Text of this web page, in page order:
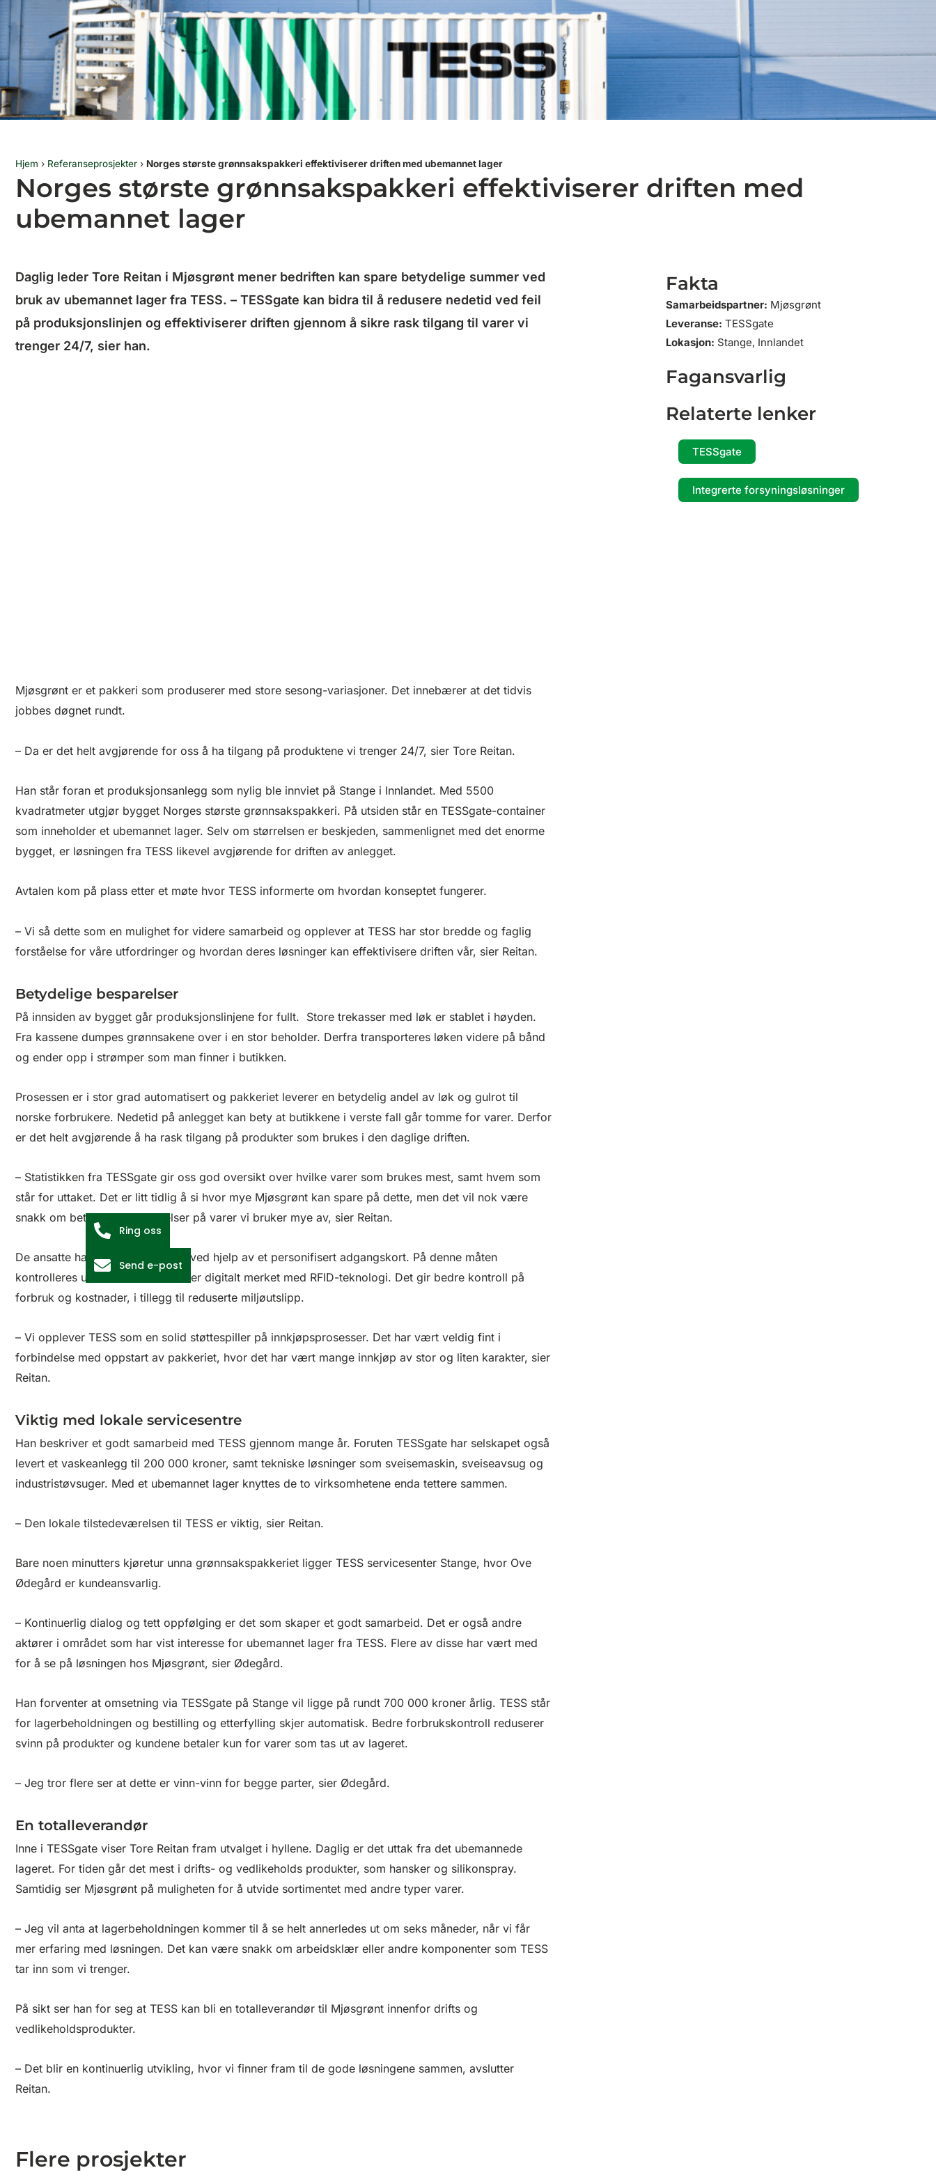
Hjem › Referanseprosjekter › Norges største grønnsakspakkeri effektiviserer driften med ubemannet lager
Norges største grønnsakspakkeri effektiviserer driften med
ubemannet lager
Daglig leder Tore Reitan i Mjøsgrønt mener bedriften kan spare betydelige summer ved
bruk av ubemannet lager fra TESS. – TESSgate kan bidra til å redusere nedetid ved feil
på produksjonslinjen og effektiviserer driften gjennom å sikre rask tilgang til varer vi
trenger 24/7, sier han.
Mjøsgrønt er et pakkeri som produserer med store sesong-variasjoner. Det innebærer at det tidvis
jobbes døgnet rundt.
– Da er det helt avgjørende for oss å ha tilgang på produktene vi trenger 24/7, sier Tore Reitan.
Han står foran et produksjonsanlegg som nylig ble innviet på Stange i Innlandet. Med 5500
kvadratmeter utgjør bygget Norges største grønnsakspakkeri. På utsiden står en TESSgate-container
som inneholder et ubemannet lager. Selv om størrelsen er beskjeden, sammenlignet med det enorme
bygget, er løsningen fra TESS likevel avgjørende for driften av anlegget.
Avtalen kom på plass etter et møte hvor TESS informerte om hvordan konseptet fungerer.
– Vi så dette som en mulighet for videre samarbeid og opplever at TESS har stor bredde og faglig
forståelse for våre utfordringer og hvordan deres løsninger kan effektivisere driften vår, sier Reitan.
Betydelige besparelser
På innsiden av bygget går produksjonslinjene for fullt. Store trekasser med løk er stablet i høyden.
Fra kassene dumpes grønnsakene over i en stor beholder. Derfra transporteres løken videre på bånd
og ender opp i strømper som man finner i butikken.
Prosessen er i stor grad automatisert og pakkeriet leverer en betydelig andel av løk og gulrot til
norske forbrukere. Nedetid på anlegget kan bety at butikkene i verste fall går tomme for varer. Derfor
er det helt avgjørende å ha rask tilgang på produkter som brukes i den daglige driften.
– Statistikken fra TESSgate gir oss god oversikt over hvilke varer som brukes mest, samt hvem som
står for uttaket. Det er litt tidlig å si hvor mye Mjøsgrønt kan spare på dette, men det vil nok være
snakk om betydelige besparelser på varer vi bruker mye av, sier Reitan.
De ansatte har tilgang på lageret ved hjelp av et personifisert adgangskort. På denne måten
kontrolleres uttak av varene som er digitalt merket med RFID-teknologi. Det gir bedre kontroll på
forbruk og kostnader, i tillegg til reduserte miljøutslipp.
– Vi opplever TESS som en solid støttespiller på innkjøpsprosesser. Det har vært veldig fint i
forbindelse med oppstart av pakkeriet, hvor det har vært mange innkjøp av stor og liten karakter, sier
Reitan.
Viktig med lokale servicesentre
Han beskriver et godt samarbeid med TESS gjennom mange år. Foruten TESSgate har selskapet også
levert et vaskeanlegg til 200 000 kroner, samt tekniske løsninger som sveisemaskin, sveiseavsug og
industristøvsuger. Med et ubemannet lager knyttes de to virksomhetene enda tettere sammen.
– Den lokale tilstedeværelsen til TESS er viktig, sier Reitan.
Bare noen minutters kjøretur unna grønnsakspakkeriet ligger TESS servicesenter Stange, hvor Ove
Ødegård er kundeansvarlig.
– Kontinuerlig dialog og tett oppfølging er det som skaper et godt samarbeid. Det er også andre
aktører i området som har vist interesse for ubemannet lager fra TESS. Flere av disse har vært med
for å se på løsningen hos Mjøsgrønt, sier Ødegård.
Han forventer at omsetning via TESSgate på Stange vil ligge på rundt 700 000 kroner årlig. TESS står
for lagerbeholdningen og bestilling og etterfylling skjer automatisk. Bedre forbrukskontroll reduserer
svinn på produkter og kundene betaler kun for varer som tas ut av lageret.
– Jeg tror flere ser at dette er vinn-vinn for begge parter, sier Ødegård.
En totalleverandør
Inne i TESSgate viser Tore Reitan fram utvalget i hyllene. Daglig er det uttak fra det ubemannede
lageret. For tiden går det mest i drifts- og vedlikeholds produkter, som hansker og silikonspray.
Samtidig ser Mjøsgrønt på muligheten for å utvide sortimentet med andre typer varer.
– Jeg vil anta at lagerbeholdningen kommer til å se helt annerledes ut om seks måneder, når vi får
mer erfaring med løsningen. Det kan være snakk om arbeidsklær eller andre komponenter som TESS
tar inn som vi trenger.
På sikt ser han for seg at TESS kan bli en totalleverandør til Mjøsgrønt innenfor drifts og
vedlikeholdsprodukter.
– Det blir en kontinuerlig utvikling, hvor vi finner fram til de gode løsningene sammen, avslutter
Reitan.
Fakta
Samarbeidspartner: Mjøsgrønt
Leveranse: TESSgate
Lokasjon: Stange, Innlandet
Fagansvarlig
Relaterte lenker
TESSgate
Integrerte forsyningsløsninger
Flere prosjekter
Ring oss
Send e-post